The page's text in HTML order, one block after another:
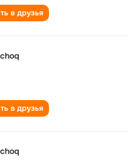
в друзья
в друзья